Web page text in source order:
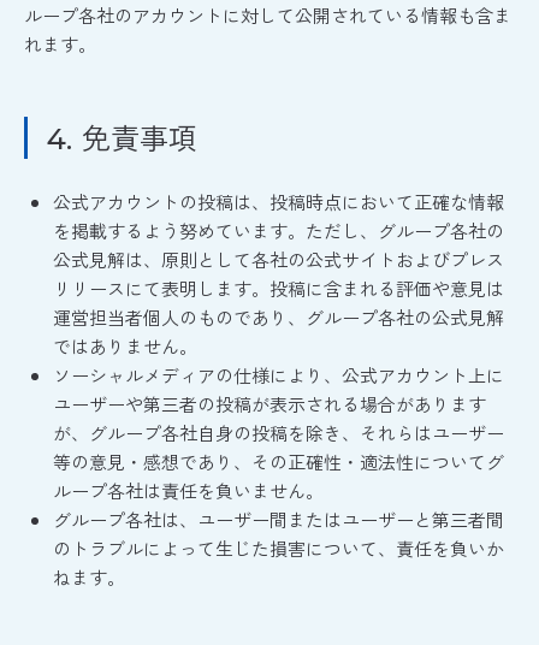
ループ各社のアカウントに対して公開されている情報も含ま
れます。
4. 免責事項
公式アカウントの投稿は、投稿時点において正確な情報
を掲載するよう努めています。ただし、グループ各社の
公式見解は、原則として各社の公式サイトおよびプレス
リリースにて表明します。投稿に含まれる評価や意見は
運営担当者個人のものであり、グループ各社の公式見解
ではありません。
ソーシャルメディアの仕様により、公式アカウント上に
ユーザーや第三者の投稿が表示される場合があります
が、グループ各社自身の投稿を除き、それらはユーザー
等の意見・感想であり、その正確性・適法性についてグ
ループ各社は責任を負いません。
グループ各社は、ユーザー間またはユーザーと第三者間
のトラブルによって生じた損害について、責任を負いか
ねます。